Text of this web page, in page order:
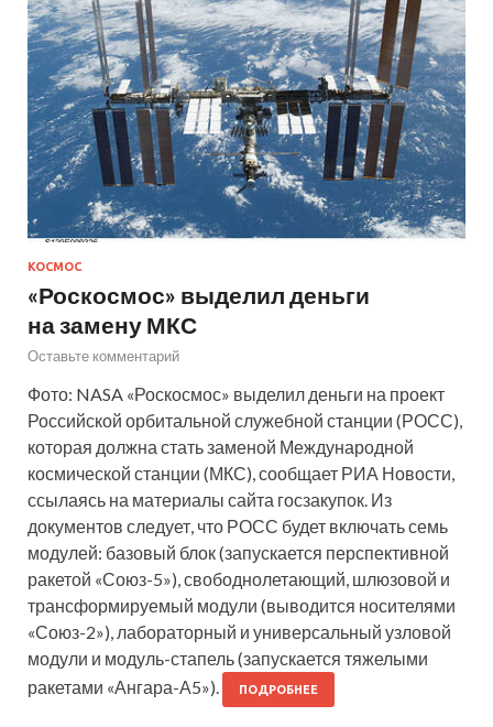
КОСМОС
«Роскосмос» выделил деньги
на замену МКС
Оставьте комментарий
Фото: NASA «Роскосмос» выделил деньги на проект
Российской орбитальной служебной станции (РОСС),
которая должна стать заменой Международной
космической станции (МКС), сообщает РИА Новости,
ссылаясь на материалы сайта госзакупок. Из
документов следует, что РОСС будет включать семь
модулей: базовый блок (запускается перспективной
ракетой «Союз-5»), свободнолетающий, шлюзовой и
трансформируемый модули (выводится носителями
«Союз-2»), лабораторный и универсальный узловой
модули и модуль-стапель (запускается тяжелыми
ракетами «Ангара-А5»).
ПОДРОБНЕЕ